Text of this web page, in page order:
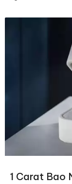
1 Carat Bao